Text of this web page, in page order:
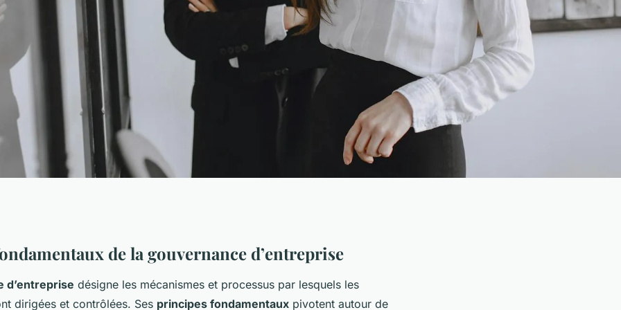
gouvernance
?
de la gouvernance d’entreprise
d’entreprise désigne les mécanismes et processus par lesquels les
dirigées et contrôlées. Ses principes fondamentaux pivotent autour de